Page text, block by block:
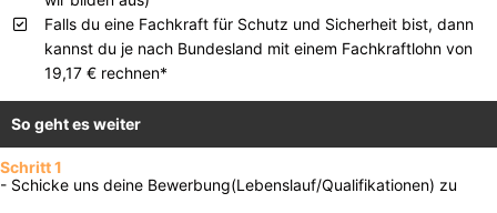
Falls du eine Fachkraft für Schutz und Sicherheit bist, dann
kannst du je nach Bundesland mit einem Fachkraftlohn von
19,17 € rechnen*
So geht es weiter
Schritt 1
- Schicke uns deine Bewerbung(Lebenslauf/Qualifikationen) zu